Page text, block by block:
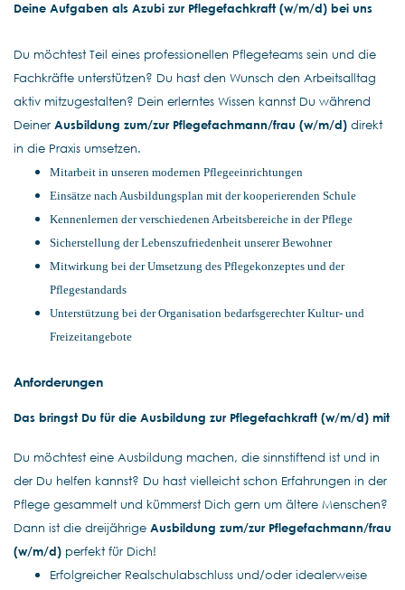
Deine Aufgaben als Azubi zur Pflegefachkraft (w/m/d) bei uns
Du möchtest Teil eines professionellen Pflegeteams sein und die
Fachkräfte unterstützen? Du hast den Wunsch den Arbeitsalltag
aktiv mitzugestalten? Dein erlerntes Wissen kannst Du während
Deiner Ausbildung zum/zur Pflegefachmann/frau (w/m/d) direkt
in die Praxis umsetzen.
Mitarbeit in unseren modernen Pflegeeinrichtungen
Einsätze nach Ausbildungsplan mit der kooperierenden Schule
Kennenlernen der verschiedenen Arbeitsbereiche in der Pflege
Sicherstellung der Lebenszufriedenheit unserer Bewohner
Mitwirkung bei der Umsetzung des Pflegekonzeptes und der
Pflegestandards
Unterstützung bei der Organisation bedarfsgerechter Kultur- und
Freizeitangebote
Anforderungen
Das bringst Du für die Ausbildung zur Pflegefachkraft (w/m/d) mit
Du möchtest eine Ausbildung machen, die sinnstiftend ist und in
der Du helfen kannst? Du hast vielleicht schon Erfahrungen in der
Pflege gesammelt und kümmerst Dich gern um ältere Menschen?
Dann ist die dreijährige Ausbildung zum/zur Pflegefachmann/frau
(w/m/d) perfekt für Dich!
Erfolgreicher Realschulabschluss und/oder idealerweise